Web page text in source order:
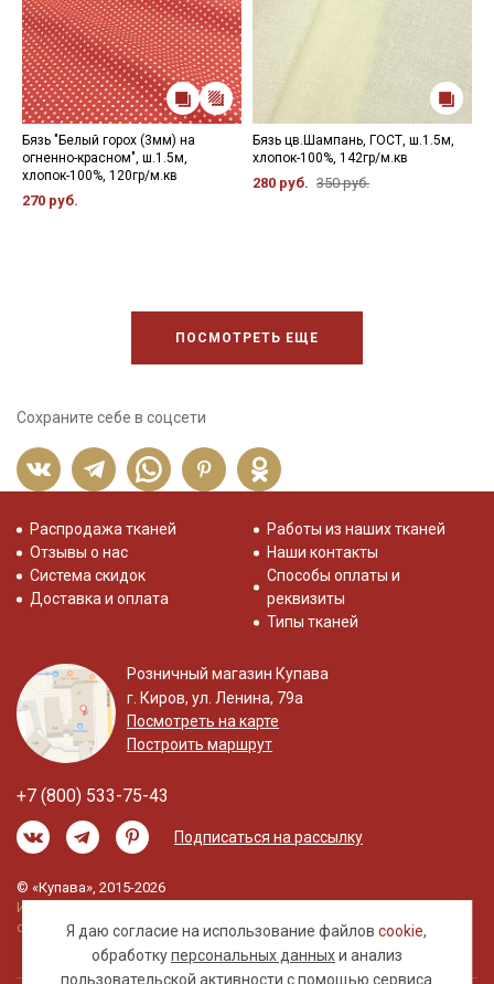
Бязь "Белый горох (3мм) на
огненно-красном", ш.1.5м,
хлопок-100%, 120гр/м.кв
270 руб.
Бязь цв.Шампань, ГОСТ, ш.1.5м,
хлопок-100%, 142гр/м.кв
280 руб. 350 руб.
ПОСМОТРЕТЬ ЕЩЕ
Сохраните себе в соцсети
Я даю согласие на использование файловcookie,
обработкуперсональных данныхи анализ
пользовательской активности с помощью сервиса
Распродажа тканей
Отзывы о нас
Система скидок
Доставка и оплата
Работы из наших тканей
Наши контакты
Способы оплаты и
реквизиты
Типы тканей
Розничный магазин Купава
г. Киров, ул. Ленина, 79а
Посмотреть на карте
Построить маршрут
+7 (800) 533-75-43
Подписаться на рассылку
© «Купава», 2015-2026
Информация на сайте не является публичной
офертой.